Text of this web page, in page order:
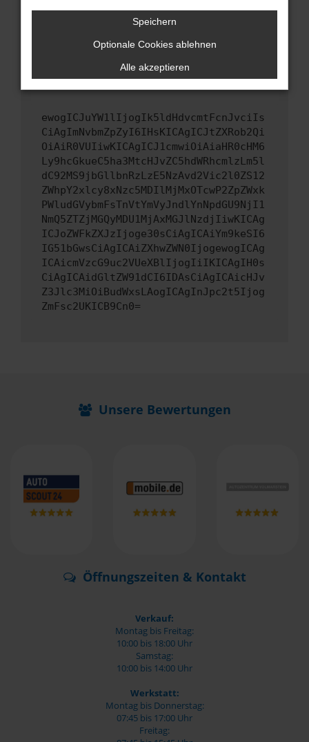
Wende dich an den Webseitenbetreiber.
Wenn du alle oben genannten Schritte versucht
hast, kontaktiere uns bitte. Wir werden
versuchen, das Problem zu beheben. Du kannst
uns diesen Text schicken, um uns bei der
ewogICJuYW1lIjogIk5ldHdvcmtFcnJvciIs
CiAgImNvbmZpZyI6IHsKICAgICJtZXRob2Qi
OiAiR0VUIiwKICAgICJ1cmwiOiAiaHR0cHM6
Ly9hcGkueC5ha3MtcHJvZC5hdWRhcmlzLm5l
dC92MS9jbGllbnRzLzE5NzAvd2Vic2l0ZS12
ZWhpY2xlcy8xNzc5MDIlMjMxOTcwP2ZpZWxk
PWludGVybmFsTnVtYmVyJndlYnNpdGU9NjI1
NmQ5ZTZjMGQyMDU1MjAxMGJlNzdjIiwKICAg
ICJoZWFkZXJzIjoge30sCiAgICAiYm9keSI6
IG51bGwsCiAgICAiZXhwZWN0IjogewogICAg
ICAicmVzcG9uc2VUeXBlIjogIiIKICAgIH0s
CiAgICAidGltZW91dCI6IDAsCiAgICAicHJv
Z3Jlc3MiOiBudWxsLAogICAgInJpc2t5Ijog
ZmFsc2UKICB9Cn0=
Unsere Bewertungen
Öffnungszeiten & Kontakt
Verkauf:
Montag bis Freitag:
10:00 bis 18:00 Uhr
Samstag:
10:00 bis 14:00 Uhr
Werkstatt:
Montag bis Donnerstag:
07:45 bis 17:00 Uhr
Freitag:
Speichern
Optionale Cookies ablehnen
Alle akzeptieren